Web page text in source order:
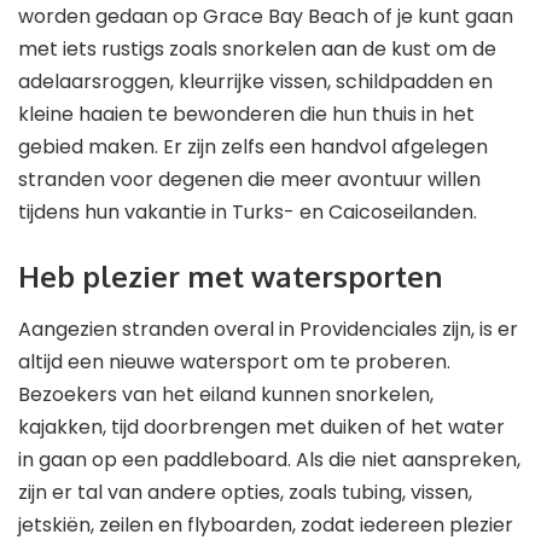
worden gedaan op Grace Bay Beach of je kunt gaan
met iets rustigs zoals snorkelen aan de kust om de
adelaarsroggen, kleurrijke vissen, schildpadden en
kleine haaien te bewonderen die hun thuis in het
gebied maken. Er zijn zelfs een handvol afgelegen
stranden voor degenen die meer avontuur willen
tijdens hun vakantie in Turks- en Caicoseilanden.
Heb plezier met watersporten
Aangezien stranden overal in Providenciales zijn, is er
altijd een nieuwe watersport om te proberen.
Bezoekers van het eiland kunnen snorkelen,
kajakken, tijd doorbrengen met duiken of het water
in gaan op een paddleboard. Als die niet aanspreken,
zijn er tal van andere opties, zoals tubing, vissen,
jetskiën, zeilen en flyboarden, zodat iedereen plezier